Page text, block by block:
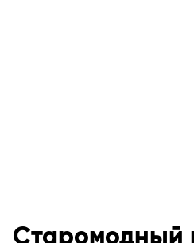
Старомодный